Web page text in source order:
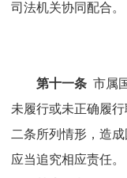
司法机关协同配合。
第十一条 市属
未履行或未正确履
二条所列情形，造
应当追究相应责任。